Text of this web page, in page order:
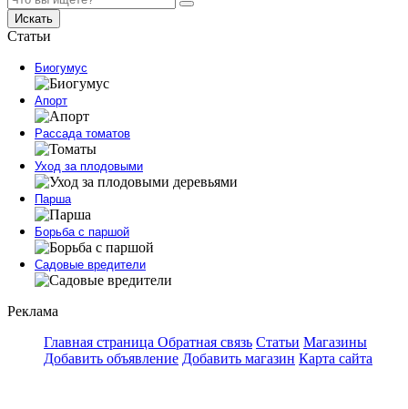
Искать
Статьи
Биогумус
Апорт
Рассада томатов
Уход за плодовыми
Парша
Борьба с паршой
Садовые вредители
Реклама
Главная страница Обратная связь Статьи Магазины
Добавить объявление Добавить магазин Карта сайта